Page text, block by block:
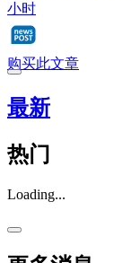
小时
购买此文章
最新
热门
Loading...